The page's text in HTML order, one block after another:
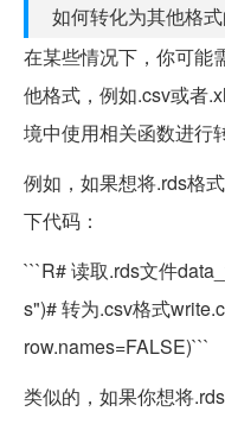
如何转化为其他格
在某些情况下，你可能
他格式，例如.csv或者
境中使用相关函数进行
例如，如果想将.rds格
下代码：
```R# 读取.rds文件
s")# 转为.csv格式
row.names=FALSE)```
类似的，如果你想将